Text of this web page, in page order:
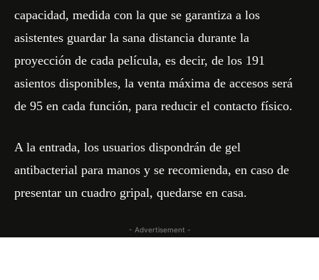
capacidad, medida con la que se garantiza a los
asistentes guardar la sana distancia durante la
proyección de cada película, es decir, de los 191
asientos disponibles, la venta máxima de accesos será
de 95 en cada función, para reducir el contacto físico.
A la entrada, los usuarios dispondrán de gel
antibacterial para manos y se recomienda, en caso de
presentar un cuadro gripal, quedarse en casa.
- Advertisement -